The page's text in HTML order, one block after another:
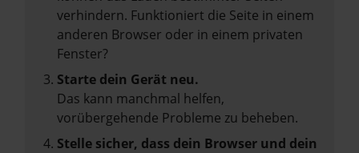
verhindern. Funktioniert die Seite in einem
anderen Browser oder in einem privaten
Fenster?
Starte dein Gerät neu.
Das kann manchmal helfen,
vorübergehende Probleme zu beheben.
Stelle sicher, dass dein Browser und dein